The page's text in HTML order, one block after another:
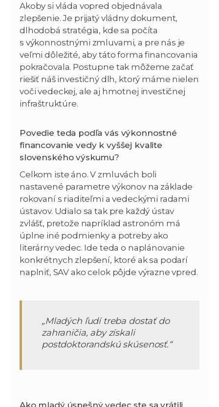
Akoby si vláda vopred objednávala
zlepšenie. Je prijatý vládny dokument,
dlhodobá stratégia, kde sa počíta
s výkonnostnými zmluvami, a pre nás je
veľmi dôležité, aby táto forma financovania
pokračovala. Postupne tak môžeme začať
riešiť náš investičný dlh, ktorý máme nielen
voči vedeckej, ale aj hmotnej investičnej
infraštruktúre.
Povedie teda podľa vás výkonnostné
financovanie vedy k vyššej kvalite
slovenského výskumu?
Celkom iste áno. V zmluvách boli
nastavené parametre výkonov na základe
rokovaní s riaditeľmi a vedeckými radami
ústavov. Udialo sa tak pre každý ústav
zvlášť, pretože napríklad astronóm má
úplne iné podmienky a potreby ako
literárny vedec. Ide teda o naplánovanie
konkrétnych zlepšení, ktoré ak sa podarí
naplniť, SAV ako celok pôjde výrazne vpred.
„Mladých ľudí treba dostať do
zahraničia, aby získali
postdoktorandskú skúsenosť.“
Ako mladý úspešný vedec ste sa vrátili